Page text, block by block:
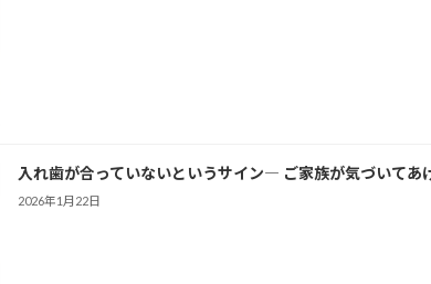
入れ歯が合っていないというサイン― ご家族が気づいて
2026年1月22日